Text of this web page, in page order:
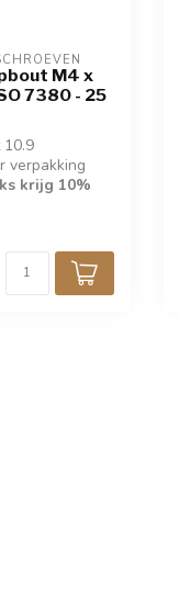
M4 x
7380 - 25
verpakking
krijg 10%